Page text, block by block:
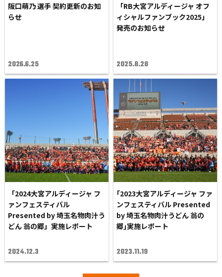
阪口萌乃 選手 契約更新のお知
らせ
2026.6.25
「RB大宮アルディージャ オフ
ィシャルファンブック2025」
発売のお知らせ
2025.8.28
「2024大宮アルディージャ フ
ァンフェスティバル
Presented by 埼玉名物肉汁う
どん 翁の郷」実施レポート
2024.12.3
｢2023大宮アルディージャ ファ
ンフェスティバル Presented
by 埼玉名物肉汁うどん 翁の
郷｣実施レポート
2023.11.19